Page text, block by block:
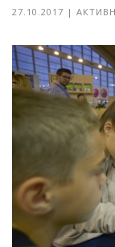
27.10.2017 |